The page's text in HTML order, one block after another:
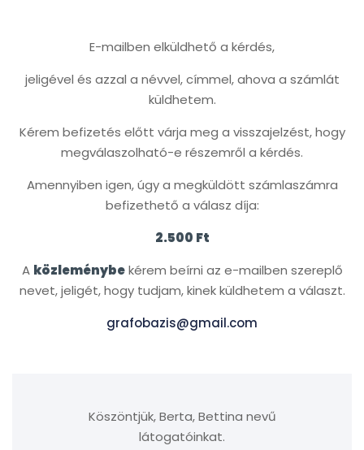
E-mailben elküldhető a kérdés,
jeligével és azzal a névvel, címmel, ahova a számlát
küldhetem.
Kérem befizetés előtt várja meg a visszajelzést, hogy
megválaszolható-e részemről a kérdés.
Amennyiben igen, úgy a megküldött számlaszámra
befizethető a válasz díja:
2.500 Ft
A közleménybekérem beírni az e-mailben szereplő
nevet, jeligét, hogy tudjam, kinek küldhetem a választ.
grafobazis@gmail.com
Köszöntjük, Berta, Bettina nevű
látogatóinkat.